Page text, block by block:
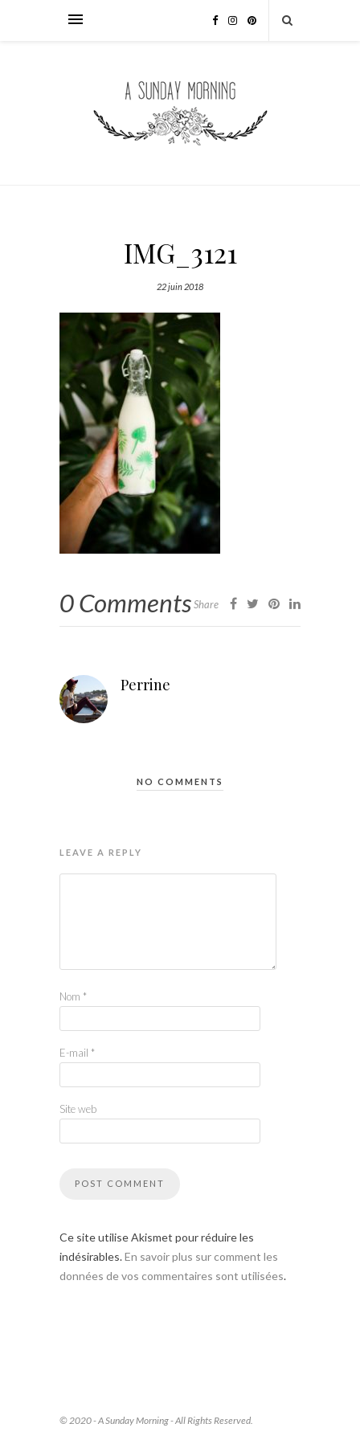
IMG_3121
22 juin 2018
0 CommentsShare
Perrine
NO COMMENTS
LEAVE A REPLY
Nom *
E-mail *
Site web
Ce site utilise Akismet pour réduire les
indésirables.En savoir plus sur comment les
données de vos commentaires sont utilisées.
© 2020 - A Sunday Morning - All Rights Reserved.